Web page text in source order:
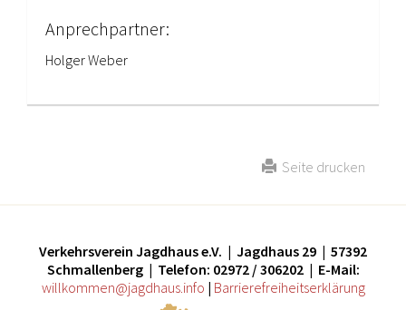
Anprechpartner:
Holger Weber
Seite drucken
Verkehrsverein Jagdhaus e.V. | Jagdhaus 29 | 57392
Schmallenberg | Telefon: 02972 / 306202 | E-Mail:
willkommen@jagdhaus.info | Barrierefreiheitserklärung